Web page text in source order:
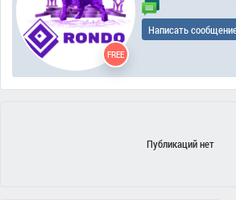
FREE
Написать
Публикаций нет